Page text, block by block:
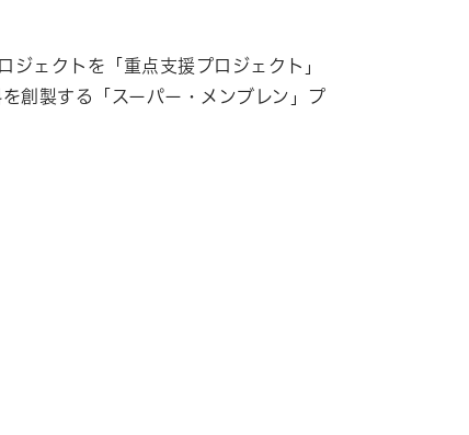
ェクトを「重点支援プロジェクト」
創製する「スーパー・メンブレン」プ